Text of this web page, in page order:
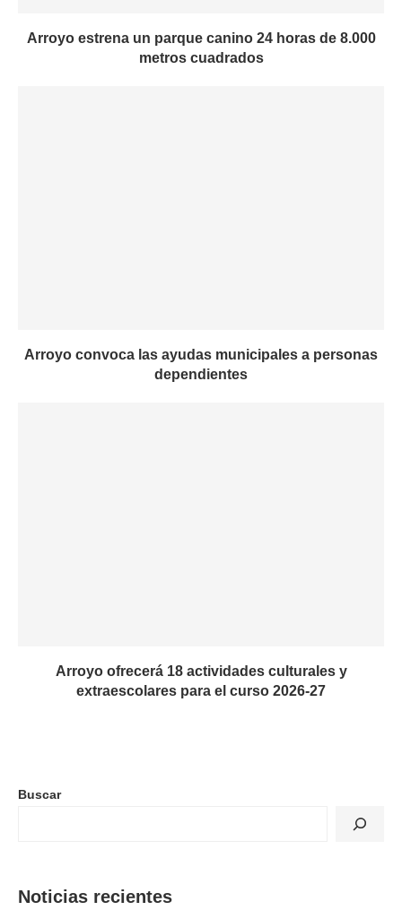
Arroyo estrena un parque canino 24 horas de 8.000
metros cuadrados
Arroyo convoca las ayudas municipales a personas
dependientes
Arroyo ofrecerá 18 actividades culturales y
extraescolares para el curso 2026-27
Buscar
Noticias recientes